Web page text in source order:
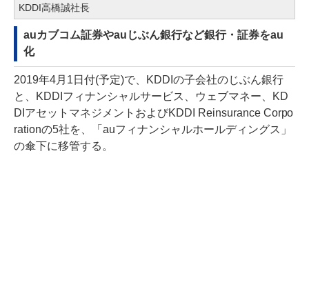
KDDI高橋誠社長
auカブコム証券やauじぶん銀行など銀行・証券をau
化
2019年4月1日付(予定)で、KDDIの子会社のじぶん銀行
と、KDDIフィナンシャルサービス、ウェブマネー、KD
DIアセットマネジメントおよびKDDI Reinsurance Corpo
rationの5社を、「auフィナンシャルホールディングス」
の傘下に移管する。